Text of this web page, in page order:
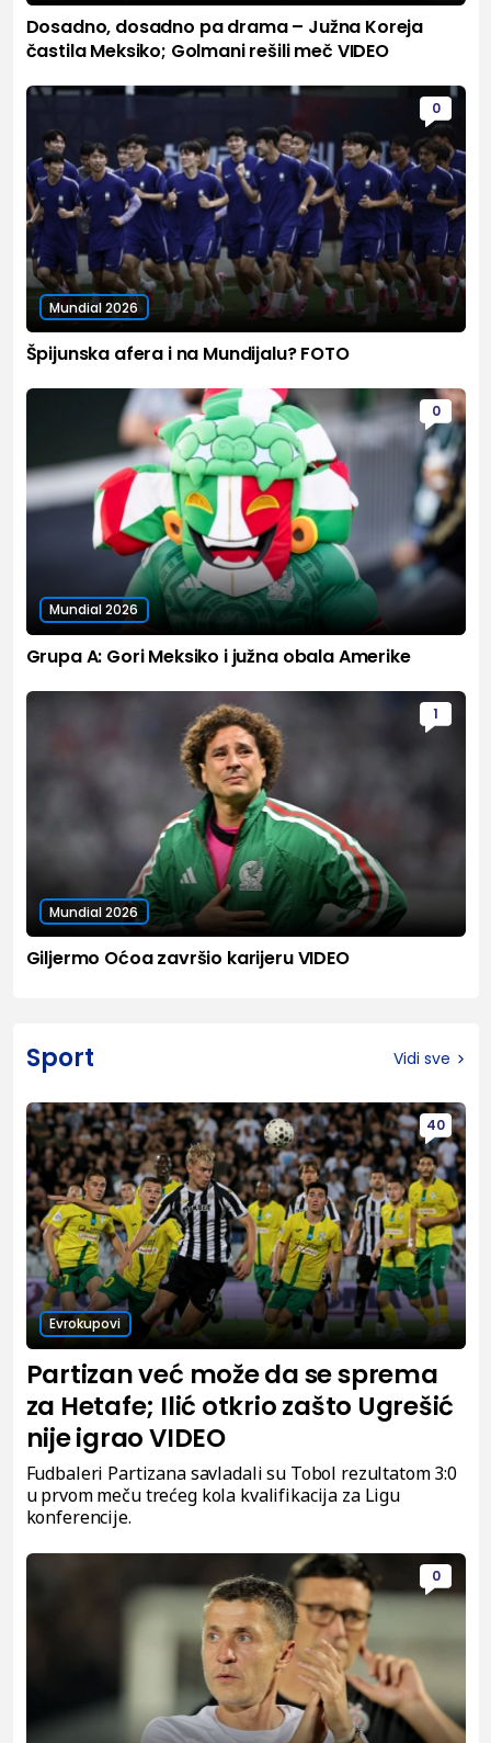
Dosadno, dosadno pa drama – Južna Koreja
častila Meksiko; Golmani rešili meč VIDEO
0
Mundial 2026
Špijunska afera i na Mundijalu? FOTO
0
Mundial 2026
Grupa A: Gori Meksiko i južna obala Amerike
1
Mundial 2026
Giljermo Oćoa završio karijeru VIDEO
Sport Vidi sve
40
Evrokupovi
Partizan već može da se sprema
za Hetafe; Ilić otkrio zašto Ugrešić
nije igrao VIDEO
Fudbaleri Partizana savladali su Tobol rezultatom 3:0
u prvom meču trećeg kola kvalifikacija za Ligu
konferencije.
0